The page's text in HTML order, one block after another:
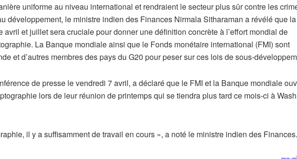
uniforme au niveau international et rendraient le secteur plus sûr contre les
développement, le ministre indien des Finances Nirmala Sitharaman a révélé que la
avril et juillet sera cruciale pour donner une définition concrète à l’effort mondial de
La Banque mondiale ainsi que le Fonds monétaire international (FMI) sont
et d’autres membres des pays du G20 pour peser sur ces lois de sous-
de presse le vendredi 7 avril, a déclaré que le FMI et la Banque mondiale
lors de leur réunion de printemps qui se tiendra plus tard ce mois-ci à
il y a suffisamment de travail en cours », a noté le ministre indien des Finances.